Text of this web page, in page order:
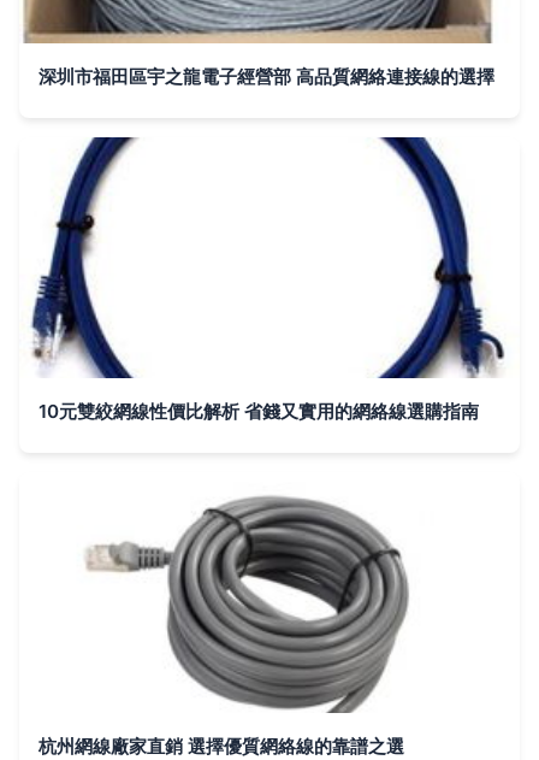
深圳市福田區宇之龍電子經營部 高品質網絡連接線的選擇
10元雙絞網線性價比解析 省錢又實用的網絡線選購指南
杭州網線廠家直銷 選擇優質網絡線的靠譜之選